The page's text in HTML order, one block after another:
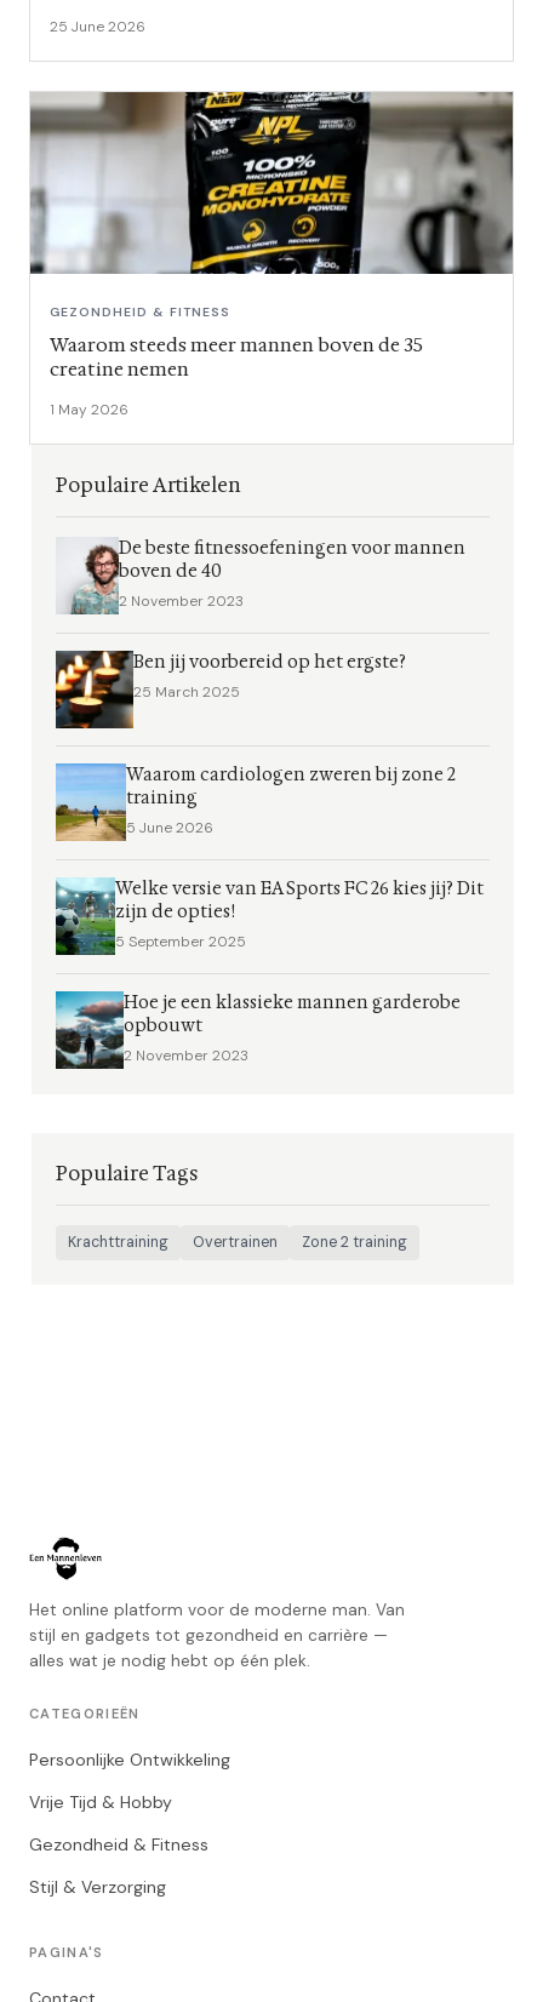
25 June 2026
GEZONDHEID & FITNESS
Waarom steeds meer mannen boven de 35
creatine nemen
1 May 2026
Populaire Artikelen
De beste fitnessoefeningen voor mannen
boven de 40
2 November 2023
Ben jij voorbereid op het ergste?
25 March 2025
Waarom cardiologen zweren bij zone 2
training
5 June 2026
Welke versie van EA Sports FC 26 kies jij? Dit
zijn de opties!
5 September 2025
Hoe je een klassieke mannen garderobe
opbouwt
2 November 2023
Populaire Tags
Krachttraining Overtrainen Zone 2 training
Het online platform voor de moderne man. Van
stijl en gadgets tot gezondheid en carrière —
alles wat je nodig hebt op één plek.
CATEGORIEËN
Persoonlijke Ontwikkeling
Vrije Tijd & Hobby
Gezondheid & Fitness
Stijl & Verzorging
PAGINA'S